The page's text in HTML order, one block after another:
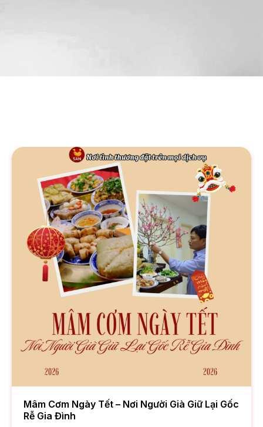
Mâm Cơm Ngày Tết – Nơi Người Già Giữ Lại Gốc
Rễ Gia Đình